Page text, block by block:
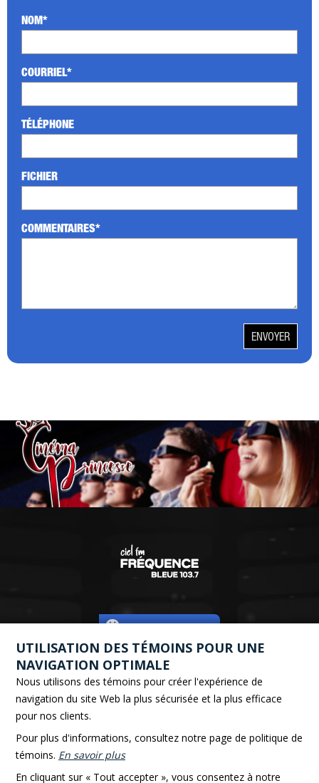
NOM*
COURRIEL*
TÉLÉPHONE
FICHIER
COMMENTAIRES*
418 862-4146
64 Hôtel de Ville, Rivière-du-Loup, QC G5R 1L5
UTILISATION DES TÉMOINS POUR UNE
NAVIGATION OPTIMALE
Nous utilisons des témoins pour créer l'expérience de
navigation du site Web la plus sécurisée et la plus efficace
pour nos clients.
Pour plus d'informations, consultez notre page de politique de
témoins. En savoir plus
En cliquant sur « Tout accepter », vous consentez à notre